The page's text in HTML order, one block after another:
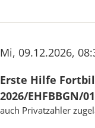
Mi, 09.12.2026,
Erste Hilfe
2026/EHFBBGN/
auch Privatzahler